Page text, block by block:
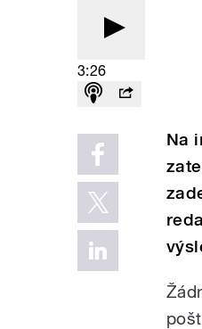
3:26
Na